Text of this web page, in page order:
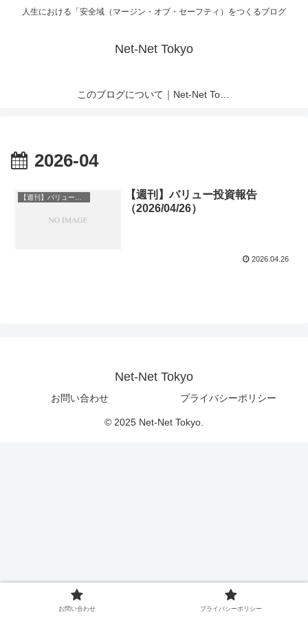
人生における「安全域（マージン・オブ・セーフティ）をつくるブログ
Net-Net Tokyo
このブログについて｜Net-Net Tokyo
2026-04
【週刊】バリュー投資報告
（2026/04/26）
2026.04.26
Net-Net Tokyo
お問い合わせ プライバシーポリシー
© 2025 Net-Net Tokyo.
お問い合わせ プライバシーポリシー